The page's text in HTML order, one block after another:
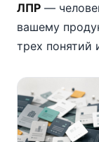
ЛПР —
вашему
трех понятий